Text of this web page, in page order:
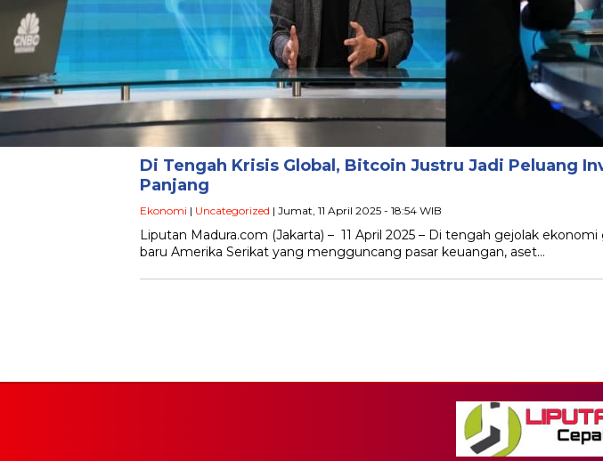
Di Tengah Krisis Global, Bitcoin Justru Jadi Peluang
Panjang
Ekonomi | Uncategorized | Jumat, 11 April 2025 - 18:54 WIB
Liputan Madura.com (Jakarta) – 11 April 2025 – Di tengah gejolak
baru Amerika Serikat yang mengguncang pasar keuangan, aset…